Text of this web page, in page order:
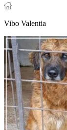
Vibo Valentia